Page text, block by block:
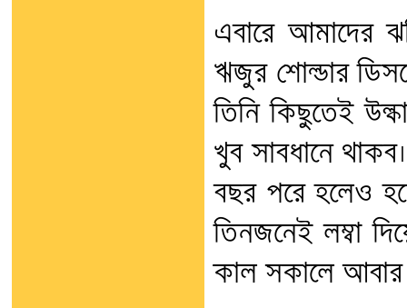
এবারে আমাদের
ঋজুর শোল্ডার
তিনি কিছুতেই
খুব সাবধানে
বছর পরে হলেও
তিনজনেই লম্বা
কাল সকালে আবার